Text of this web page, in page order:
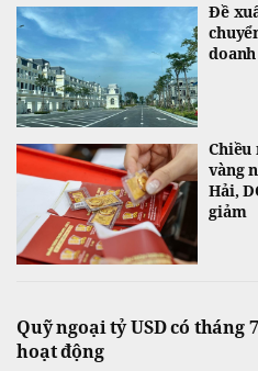
Đề
Chiều
vàng
Hải,
giảm
Quỹ ngoại tỷ USD có
hoạt động